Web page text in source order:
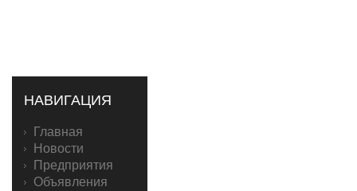
НАВИГАЦИЯ
Главная
Новости
Предприятия
Объявления